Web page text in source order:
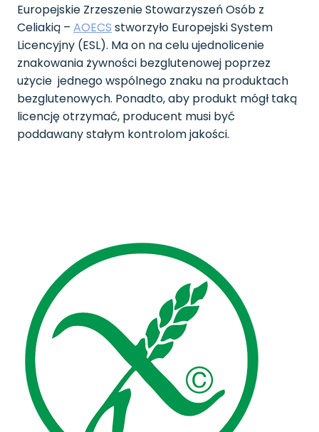
Europejskie Zrzeszenie Stowarzyszeń Osób z
Celiakią – AOECS stworzyło Europejski System
Licencyjny (ESL). Ma on na celu ujednolicenie
znakowania żywności bezglutenowej poprzez
użycie jednego wspólnego znaku na produktach
bezglutenowych. Ponadto, aby produkt mógł taką
licencję otrzymać, producent musi być
poddawany stałym kontrolom jakości.